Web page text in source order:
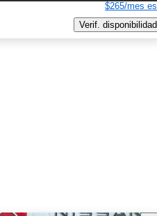
$265/mes
Verif. disponibilidad